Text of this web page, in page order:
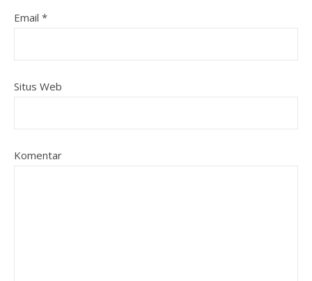
Email *
Situs Web
Komentar